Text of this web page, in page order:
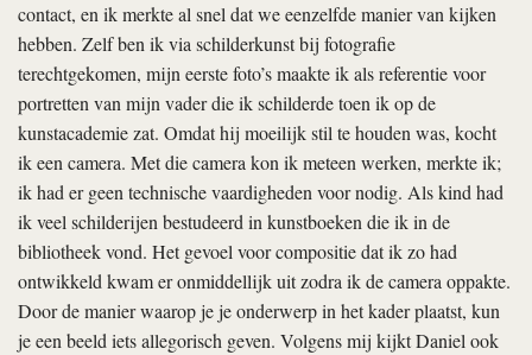
contact, en ik merkte al snel dat we eenzelfde manier van kijken
hebben. Zelf ben ik via schilderkunst bij fotografie
terechtgekomen, mijn eerste foto’s maakte ik als referentie voor
portretten van mijn vader die ik schilderde toen ik op de
kunstacademie zat. Omdat hij moeilijk stil te houden was, kocht
ik een camera. Met die camera kon ik meteen werken, merkte ik;
ik had er geen technische vaardigheden voor nodig. Als kind had
ik veel schilderijen bestudeerd in kunstboeken die ik in de
bibliotheek vond. Het gevoel voor compositie dat ik zo had
ontwikkeld kwam er onmiddellijk uit zodra ik de camera oppakte.
Door de manier waarop je je onderwerp in het kader plaatst, kun
je een beeld iets allegorisch geven. Volgens mij kijkt Daniel ook